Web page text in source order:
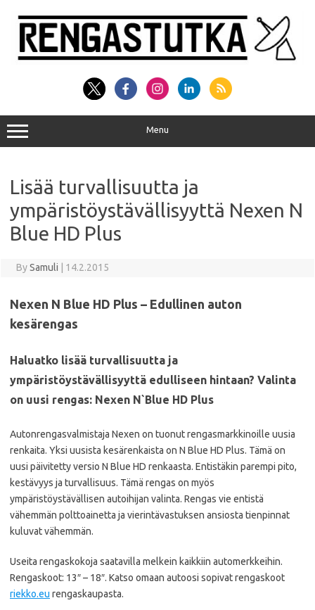
content
Menu
Lisää turvallisuutta ja
ympäristöystävällisyyttä Nexen N
Blue HD Plus
BySamuli 14.2.2015
Nexen N Blue HD Plus – Edullinen auton
kesärengas
Haluatko lisää turvallisuutta ja
ympäristöystävällisyyttä edulliseen hintaan? Valinta
on uusi rengas: Nexen N`Blue HD Plus
Autonrengasvalmistaja Nexen on tuonut rengasmarkkinoille uusia
renkaita. Yksi uusista kesärenkaista on N Blue HD Plus. Tämä on
uusi päivitetty versio N Blue HD renkaasta. Entistäkin parempi pito,
kestävyys ja turvallisuus. Tämä rengas on myös
ympäristöystävällisen autoihijan valinta. Rengas vie entistä
vähemmän polttoainetta ja vierintävastuksen ansiosta tienpinnat
kuluvat vähemmän.
Useita rengaskokoja saatavilla melkein kaikkiin automerkkeihin.
Rengaskoot: 13″ – 18″. Katso omaan autoosi sopivat rengaskoot
riekko.eu rengaskaupasta.